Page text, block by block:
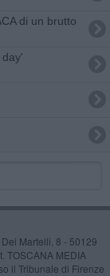
di un brutto
Martelli, 8 - 50129
TOSCANA MEDIA
il Tribunale di Firenze